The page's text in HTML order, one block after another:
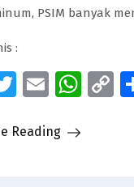
PSIM banyak
:
Twitter
Email
Reading